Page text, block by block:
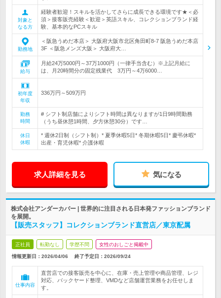
対象と
なる方
経験者歓迎！スキルを活かしてさらに成長できる環境です★＜必
須＞接客販売経験＜歓迎＞英語スキル、コレクションブランド経
験、基本的なPCスキル
勤務地
＜阪急うめだ本店＞ 大阪府大阪市北区角田町8-7 阪急うめだ本店
3F ＜阪急メンズ大阪＞ 大阪府大…
給与
月給24万5000円～37万1000円（一律手当含む）※上記月給に
は、月20時間分の固定残業代 3万円～4万6000…
初年度
年収
336万円～509万円
勤務
時間
# シフト制店舗によりシフト時間は異なりますが1日9時間勤務
（うち昼休憩1時間、夕方休憩30分）です…
休日
休暇
* 週休2日制（シフト制）* 夏季休暇5日* 冬期休暇5日* 慶弔休暇*
出産・育児休暇* 介護休暇
求人詳細を見る 気になる
株式会社アンダーカバー | 世界的に注目される日本発ファッションブランド
を展開。
【販売スタッフ】コレクションブランド直営店／東京配属
正社員 転勤なし 学歴不問 女性のおしごと掲載中
情報更新日：2026/04/06 終了予定日： 2026/09/24
仕事内容
直営店での接客販売を中心に、在庫・売上管理や商品管理、レジ
対応、バックヤード整理、VMDなど店舗運営業務をお任せしま
す。